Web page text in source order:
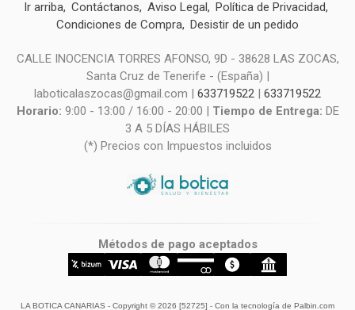
Ir arriba Contáctanos Aviso Legal
Política de Privacidad
Condiciones de Compra
Desistir de un pedido
CALLE INOCENCIA TORRES AFONSO, 9D - 38628 LAS ZOCAS,
Santa Cruz de Tenerife - (España) |
laboticalaszocas@gmail.com | 633719522 | 633719522
Horario: 9:00 - 13:00 / 16:00 - 20:00 | Tiempo de Entrega: DE
3 A 5 DÍAS HÁBILES
(*) Precios con Impuestos incluidos
Métodos de pago aceptados
LA BOTICA CANARIAS - Copyright © 2026 [52725] - Con la tecnología de Palbin.com